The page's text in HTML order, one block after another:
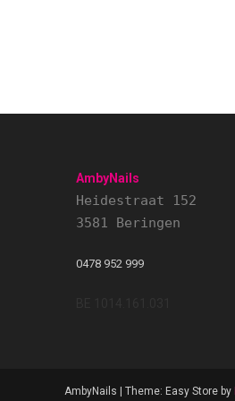
AmbyNails
Heidestraat 152
3581 Beringen
0478 952 999
AmbyNails Theme: Easy Store by